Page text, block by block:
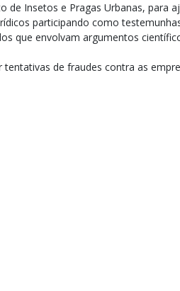
de Insetos e Pragas Urbanas, para
participando como
que envolvam argumentos
tentativas de fraudes contra as